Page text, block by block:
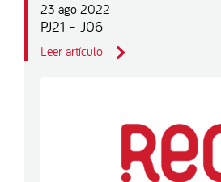
23 ago 2022
PJ21 – J06
Leer artículo